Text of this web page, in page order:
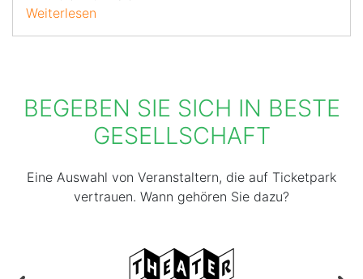
Weiterlesen
BEGEBEN SIE SICH IN BESTE
GESELLSCHAFT
Eine Auswahl von Veranstaltern, die auf Ticketpark
vertrauen. Wann gehören Sie dazu?